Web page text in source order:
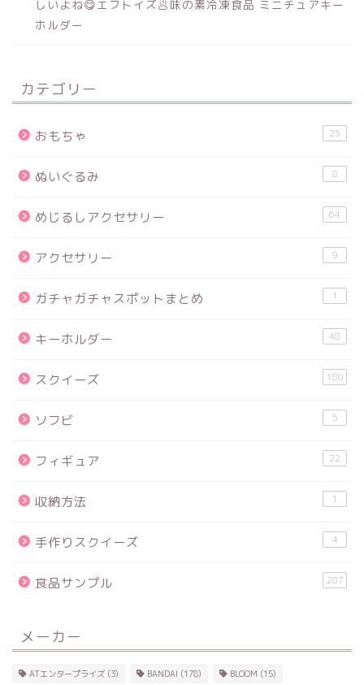
しいよね😋エフトイズ🥟味の素冷凍食品 ミニチュアキー
ホルダー
カテゴリー
おもちゃ 25
ぬいぐるみ 8
めじるしアクセサリー 64
アクセサリー 9
ガチャガチャスポットまとめ 1
キーホルダー 48
スクイーズ 180
ソフビ 5
フィギュア 22
収納方法 1
手作りスクイーズ 4
食品サンプル 287
メーカー
ATエンタープライズ (3) BANDAI (178) BLOOM (15)